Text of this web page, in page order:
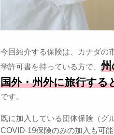
今回紹介する保険は、カナダの
学許可書を持っている方で、 州
国外・州外に旅行する
です。
既に加入している団体保険（グ
COVID-19保険のみの加入も可